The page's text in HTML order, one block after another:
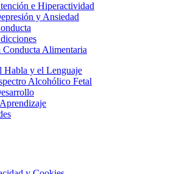
e Hiperactividad
y Ansiedad
Conducta Alimentaria
Habla y el Lenguaje
Alcohólico Fetal